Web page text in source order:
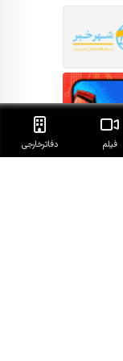
فیلم دفاتر‌خارجی